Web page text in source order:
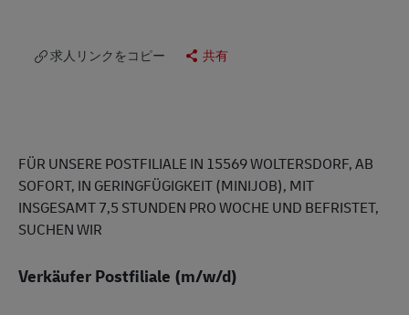
求人リンクをコピー 共有
FÜR UNSERE POSTFILIALE IN 15569 WOLTERSDORF, AB
SOFORT, IN GERINGFÜGIGKEIT (MINIJOB), MIT
INSGESAMT 7,5 STUNDEN PRO WOCHE UND BEFRISTET,
SUCHEN WIR
Verkäufer Postfiliale (m/w/d)